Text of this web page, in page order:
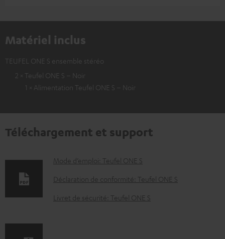
Matériel inclus
TEUFEL ONE S ensemble stéréo
2 × Teufel ONE S – Noir
1 × Alimentation Teufel ONE S – Noir
Téléchargement et support
D
o
u
Mode d’emploi: Teufel ONE S
Déclaration de conformité: Teufel ONE S
Livret de sécurité: Teufel ONE S